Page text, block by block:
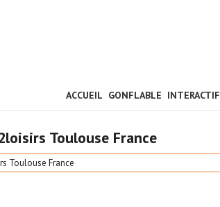
ACCUEIL GONFLABLE INTERACTIF
Toulouse France
Toulouse France